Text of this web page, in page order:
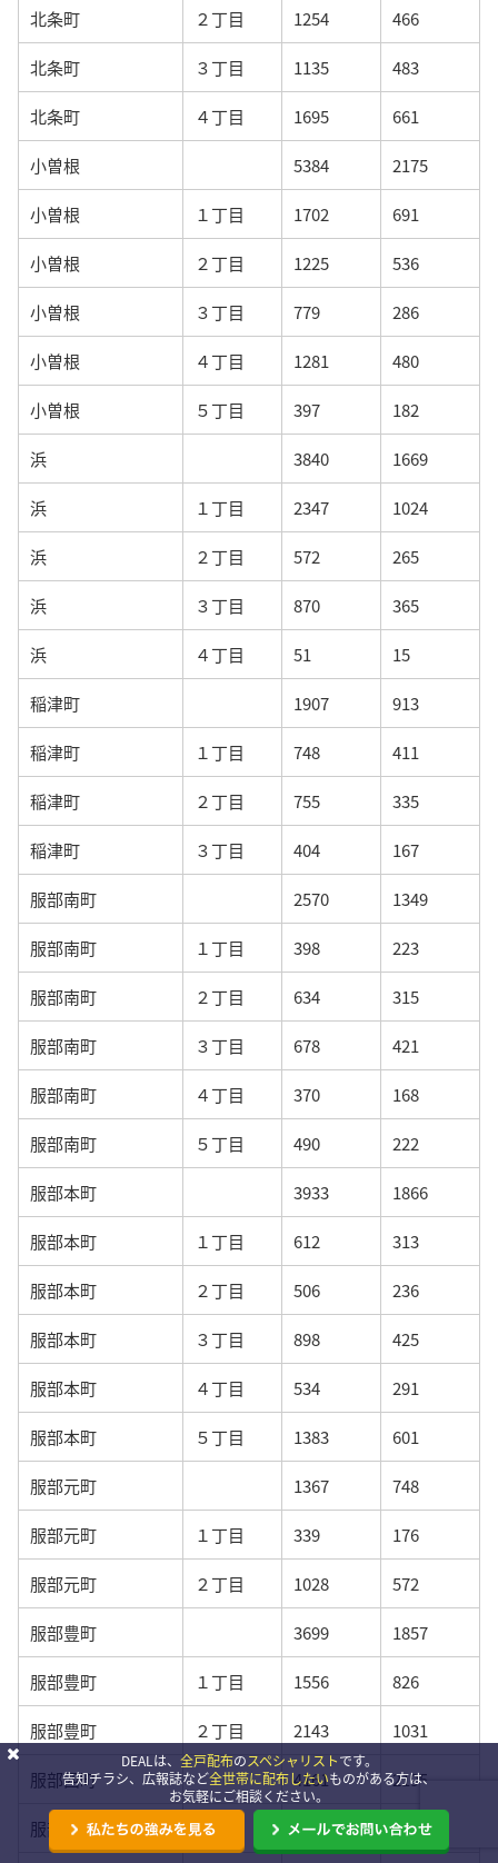
北条町 ２丁目 1254 466
北条町 ３丁目 1135 483
北条町 ４丁目 1695 661
小曽根 5384 2175
小曽根 １丁目 1702 691
小曽根 ２丁目 1225 536
小曽根 ３丁目 779 286
小曽根 ４丁目 1281 480
小曽根 ５丁目 397 182
浜 3840 1669
浜 １丁目 2347 1024
浜 ２丁目 572 265
浜 ３丁目 870 365
浜 ４丁目 51 15
稲津町 1907 913
稲津町 １丁目 748 411
稲津町 ２丁目 755 335
稲津町 ３丁目 404 167
服部南町 2570 1349
服部南町 １丁目 398 223
服部南町 ２丁目 634 315
服部南町 ３丁目 678 421
服部南町 ４丁目 370 168
服部南町 ５丁目 490 222
服部本町 3933 1866
服部本町 １丁目 612 313
服部本町 ２丁目 506 236
服部本町 ３丁目 898 425
服部本町 ４丁目 534 291
服部本町 ５丁目 1383 601
服部元町 1367 748
服部元町 １丁目 339 176
服部元町 ２丁目 1028 572
服部豊町 3699 1857
服部豊町 １丁目 1556 826
服部豊町 ２丁目 2143 1031
服部西町 4161 2195
服部西町 １丁目 1235 662
DEALは、 全戸配布のスペシャリストです。
告知チラシ、広報誌など全世帯に配布したいものがある方は、
お気軽にご相談ください。